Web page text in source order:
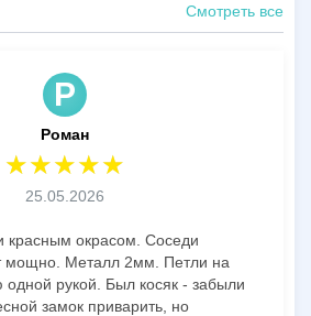
Смотреть все
Р
Роман
25.05.2026
красным окрасом. Соседи
мощно. Металл 2мм. Петли на
рукой. Был косяк - забыли
замок приварить, но